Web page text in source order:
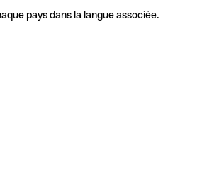
pays dans la langue associée.